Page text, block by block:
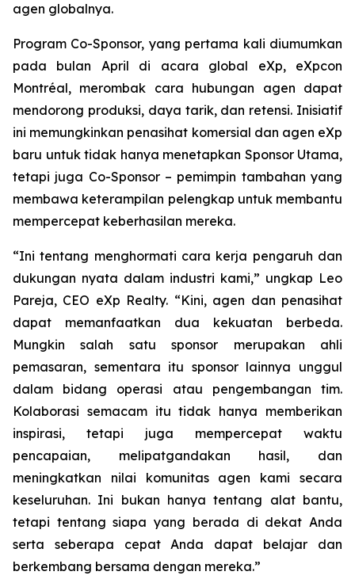
agen globalnya.
Program Co-Sponsor, yang pertama kali diumumkan
pada bulan April di acara global eXp, eXpcon
Montréal, merombak cara hubungan agen dapat
mendorong produksi, daya tarik, dan retensi. Inisiatif
ini memungkinkan penasihat komersial dan agen eXp
baru untuk tidak hanya menetapkan Sponsor Utama,
tetapi juga Co-Sponsor – pemimpin tambahan yang
membawa keterampilan pelengkap untuk membantu
mempercepat keberhasilan mereka.
“Ini tentang menghormati cara kerja pengaruh dan
dukungan nyata dalam industri kami,” ungkap Leo
Pareja, CEO eXp Realty. “Kini, agen dan penasihat
dapat memanfaatkan dua kekuatan berbeda.
Mungkin salah satu sponsor merupakan ahli
pemasaran, sementara itu sponsor lainnya unggul
dalam bidang operasi atau pengembangan tim.
Kolaborasi semacam itu tidak hanya memberikan
inspirasi, tetapi juga mempercepat waktu
pencapaian, melipatgandakan hasil, dan
meningkatkan nilai komunitas agen kami secara
keseluruhan. Ini bukan hanya tentang alat bantu,
tetapi tentang siapa yang berada di dekat Anda
serta seberapa cepat Anda dapat belajar dan
berkembang bersama dengan mereka.”